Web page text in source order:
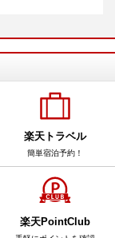
楽天トラベル
簡単宿泊予約！
楽天PointClub